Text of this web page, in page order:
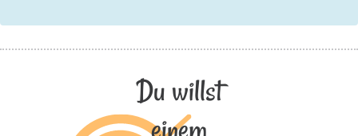
Du willst